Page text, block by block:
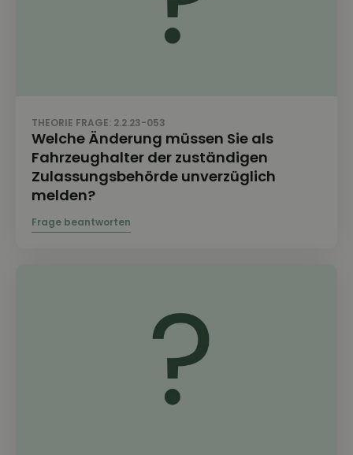
THEORIE FRAGE: 2.2.23-053
Welche Änderung müssen Sie als
Fahrzeughalter der zuständigen
Zulassungsbehörde unverzüglich
melden?